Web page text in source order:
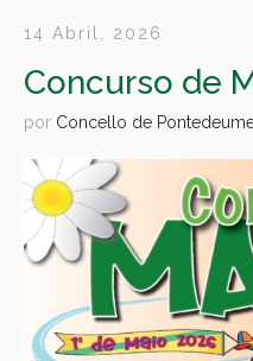
14 Abril, 2026
Concurso de
por Concello de